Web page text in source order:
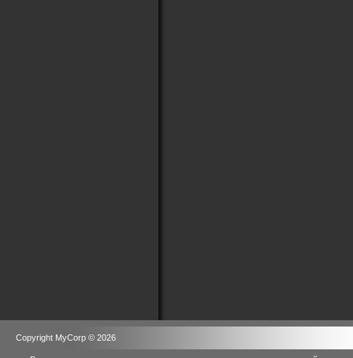
Copyright MyCorp © 2026